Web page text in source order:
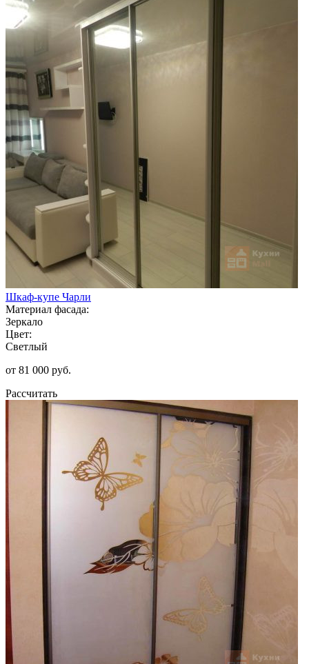
Шкаф-купе Чарли
Материал фасада:
Зеркало
Цвет:
Светлый
от 81 000 руб.
Рассчитать